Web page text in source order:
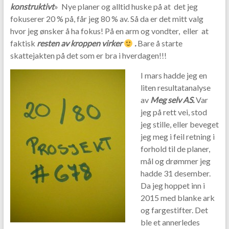
konstruktivt» Nye planer og alltid huske på at det jeg
fokuserer 20 % på, får jeg 80 % av. Så da er det mitt valg
hvor jeg ønsker å ha fokus! På en arm og vondter, eller at
faktisk resten av kroppen virker .Bare å starte
skattejakten på det som er bra i hverdagen!!!
I mars hadde jeg en
liten resultatanalyse
av Meg selv AS.Var
jeg på rett vei, stod
jeg stille, eller beveget
jeg meg i feil retning i
forhold til de planer,
mål og drømmer jeg
hadde 31 desember.
Da jeg hoppet inn i
2015 med blanke ark
og fargestifter. Det
ble et annerledes